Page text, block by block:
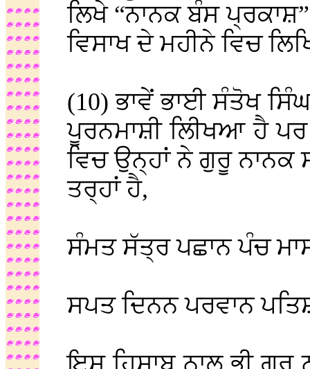
ਲਿਖੇ “ਨਾਨਕ ਬੰਸ
ਵਿਸਾਖ ਦੇ ਮਹੀਨੇ ਵਿਚ
(10) ਭਾਵੇਂ ਭਾਈ ਸੰਤੋਖ
ਪੂਰਨਮਾਸ਼ੀ ਲਿੀਖਆ ਹੈ
ਵਿਚ ਉਨ੍ਹਾਂ ਨੇ ਗੁਰੂ ਨਾਨਕ
ਤਰ੍ਹਾਂ ਹੈ,
ਸੰਮਤ ਸੱਤ੍ਰ ਪਛਾਨ ਪੰਚ
ਸਪਤ ਦਿਨਨ ਪਰਵਾਨ
ਇਸ ਹਿਸਾਬ ਨਾਲ ਭੀ ਗੁਰੂ